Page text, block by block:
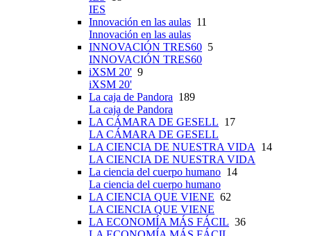
IES
Innovación en las aulas 11
Innovación en las aulas
INNOVACIÓN TRES60 5
INNOVACIÓN TRES60
iXSM 20' 9
iXSM 20'
La caja de Pandora 189
La caja de Pandora
LA CÁMARA DE GESELL 17
LA CÁMARA DE GESELL
LA CIENCIA DE NUESTRA VIDA
14
LA CIENCIA DE NUESTRA VIDA
La ciencia del cuerpo humano 14
La ciencia del cuerpo humano
LA CIENCIA QUE VIENE 62
LA CIENCIA QUE VIENE
LA ECONOMÍA MÁS FÁCIL 36